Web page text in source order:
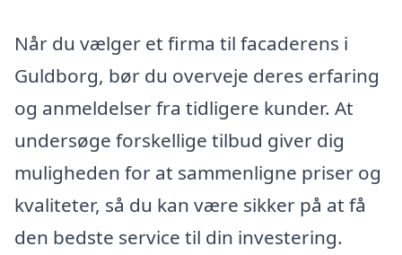
Når du vælger et firma til facaderens i
Guldborg, bør du overveje deres erfaring
og anmeldelser fra tidligere kunder. At
undersøge forskellige tilbud giver dig
muligheden for at sammenligne priser og
kvaliteter, så du kan være sikker på at få
den bedste service til din investering.